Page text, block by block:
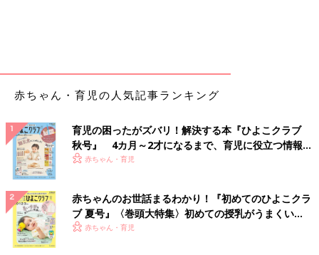
赤ちゃん・育児の人気記事ランキング
育児の困ったがズバリ！解決する本『ひよこクラブ
秋号』 4カ月～2才になるまで、育児に役立つ情報が
いっぱい！
赤ちゃん・育児
赤ちゃんのお世話まるわかり！『初めてのひよこクラ
ブ 夏号』〈巻頭大特集〉初めての授乳がうまくい
く！ おっぱい・ミルクの基本と夏のトラブル 解決テ
赤ちゃん・育児